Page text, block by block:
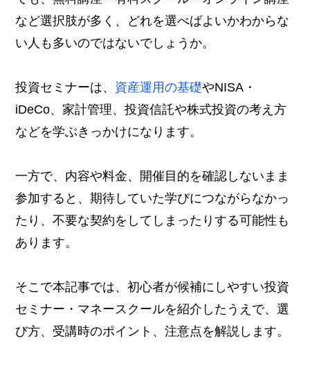
など選択肢が多く、どれを選べばよいかわからな
い人も多いのではないでしょうか。
投資セミナーは、 資産運用の基礎やNISA・
iDeCo、家計管理、投資信託や株式投資の考え方
などを学ぶきっかけになります。
一方で、内容や料金、開催目的を確認しないまま
参加すると、期待していた学びにつながらなかっ
たり、不要な契約をしてしまったりする可能性も
あります。
そこで本記事では、初心者が候補にしやすい投資
セミナー・マネースクールを紹介したうえで、選
び方、受講時のポイント、注意点を解説します。